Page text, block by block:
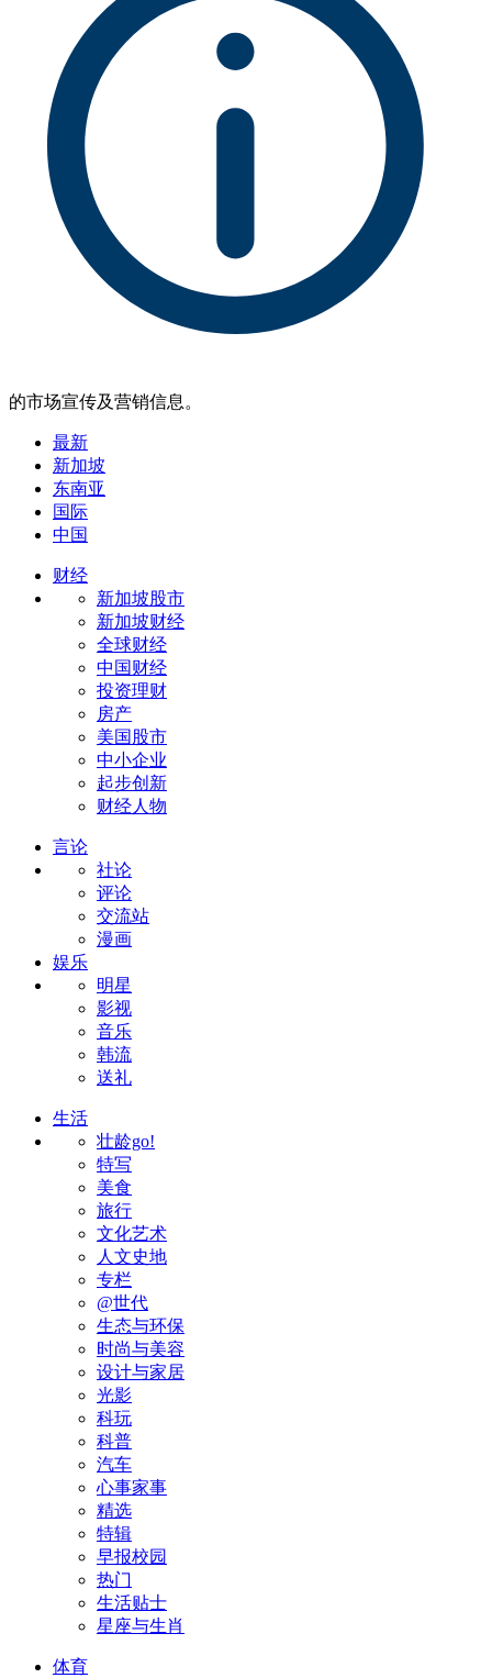
的市场宣传及营销信息。
最新
新加坡
东南亚
国际
中国
财经
新加坡股市
新加坡财经
全球财经
中国财经
投资理财
房产
美国股市
中小企业
起步创新
财经人物
言论
社论
评论
交流站
漫画
娱乐
明星
影视
音乐
韩流
送礼
生活
壮龄go!
特写
美食
旅行
文化艺术
人文史地
专栏
@世代
生态与环保
时尚与美容
设计与家居
光影
科玩
科普
汽车
心事家事
精选
特辑
早报校园
热门
生活贴士
星座与生肖
体育